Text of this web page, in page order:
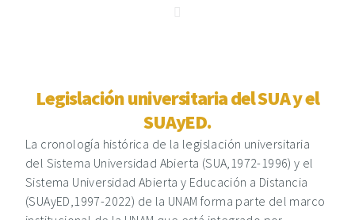
Legislación universitaria del SUA y el
SUAyED.
La cronología histórica de la legislación universitaria
del Sistema Universidad Abierta (SUA,1972-1996) y el
Sistema Universidad Abierta y Educación a Distancia
(SUAyED,1997-2022) de la UNAM forma parte del marco